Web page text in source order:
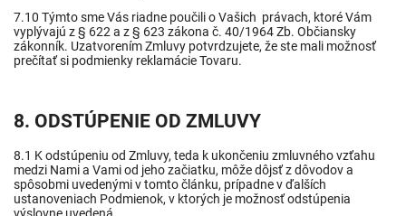
7.10 Týmto sme Vás riadne poučili o Vašich právach, ktoré Vám
vyplývajú z § 622 a z § 623 zákona č. 40/1964 Zb. Občiansky
zákonník. Uzatvorením Zmluvy potvrdzujete, že ste mali možnosť
prečítať si podmienky reklamácie Tovaru.
8. ODSTÚPENIE OD ZMLUVY
8.1 K odstúpeniu od Zmluvy, teda k ukončeniu zmluvného vzťahu
medzi Nami a Vami od jeho začiatku, môže dôjsť z dôvodov a
spôsobmi uvedenými v tomto článku, prípadne v ďalších
ustanoveniach Podmienok, v ktorých je možnosť odstúpenia
výslovne uvedená.